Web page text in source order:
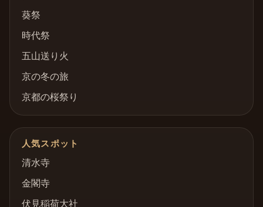
葵祭
時代祭
五山送り火
京の冬の旅
京都の桜祭り
人気スポット
清水寺
金閣寺
伏見稲荷大社